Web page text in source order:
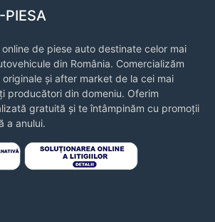
de piese auto destinate celor mai
din România. Comercializăm
și after market de la cei mai
producători din domeniu. Oferim
gratuită și te întâmpinăm cu promoții
a anului.